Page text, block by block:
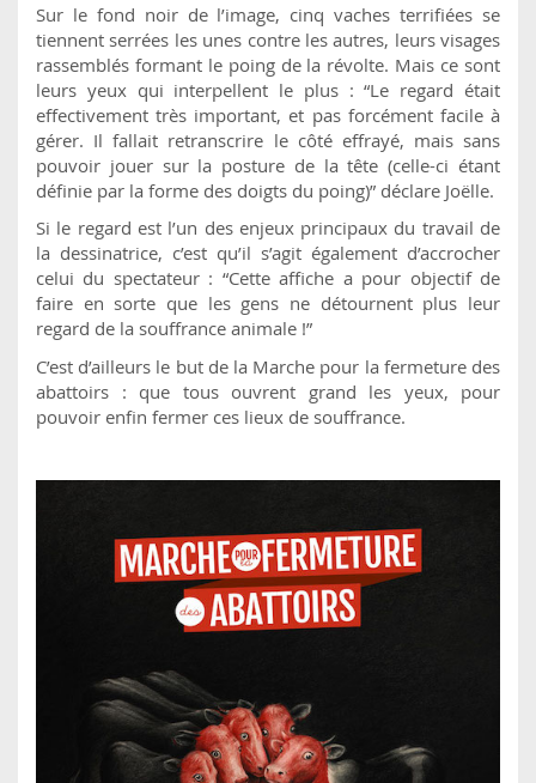
Sur le fond noir de l’image, cinq vaches terrifiées se
tiennent serrées les unes contre les autres, leurs visages
rassemblés formant le poing de la révolte. Mais ce sont
leurs yeux qui interpellent le plus : “Le regard était
effectivement très important, et pas forcément facile à
gérer. Il fallait retranscrire le côté effrayé, mais sans
pouvoir jouer sur la posture de la tête (celle-ci étant
définie par la forme des doigts du poing)” déclare Joëlle.
Si le regard est l’un des enjeux principaux du travail de
la dessinatrice, c’est qu’il s’agit également d’accrocher
celui du spectateur : “Cette affiche a pour objectif de
faire en sorte que les gens ne détournent plus leur
regard de la souffrance animale !”
C’est d’ailleurs le but de la Marche pour la fermeture des
abattoirs : que tous ouvrent grand les yeux, pour
pouvoir enfin fermer ces lieux de souffrance.